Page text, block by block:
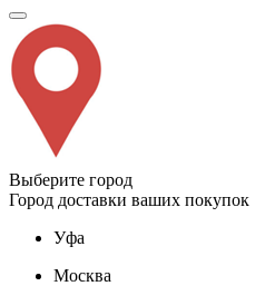
Выберите город
Город доставки ваших покупок
Уфа
Москва